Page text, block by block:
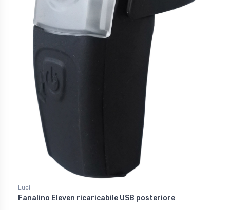
Luci
Fanalino Eleven ricaricabile USB posteriore